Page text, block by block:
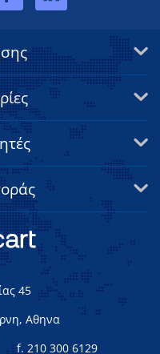
45
Αθηνα
f. 210 300 6129